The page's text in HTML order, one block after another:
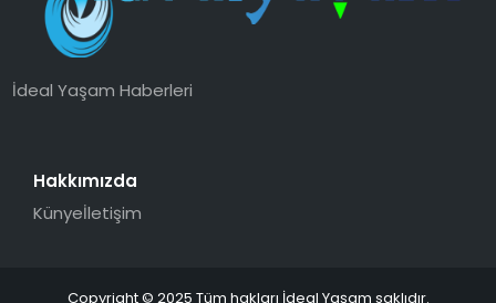
İdeal Yaşam Haberleri
Hakkımızda
Künyeİletişim
Copyright © 2025 Tüm hakları İdeal Yaşam saklıdır.